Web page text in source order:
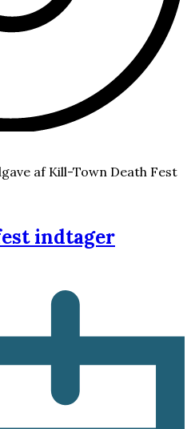
af Kill-Town Death Fest
indtager